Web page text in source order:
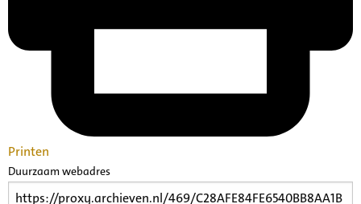
Printen
Duurzaam webadres